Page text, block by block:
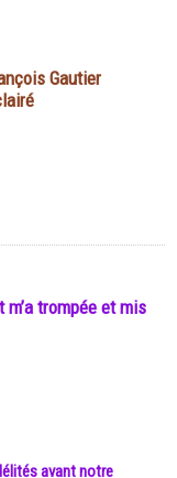
Gautier
m’a trompée et mis
avant notre